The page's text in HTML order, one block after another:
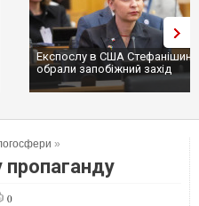
Експослу в США
обрали запобіжний захід
»
пропаганду
0